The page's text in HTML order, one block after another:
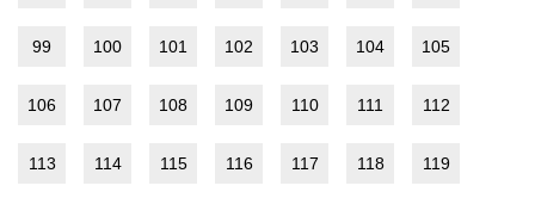
99 100 101 102 103 104 105
106 107 108 109 110 111 112
113 114 115 116 117 118 119